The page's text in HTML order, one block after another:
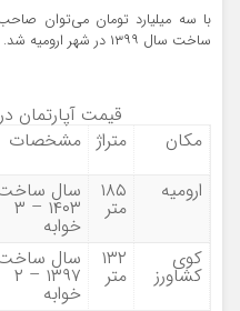
ساخت سال ۱۳۹۹ در شهر ارومیه شد.
قیمت آپارتمان
مکان
متراژ مشخصات
ارومیه
۱۸۵
متر
سال
۱۴۰۳ – ۳
خوابه
کوی
کشاورز
۱۳۲
متر
سال
۱۳۹۷ – ۲
خوابه